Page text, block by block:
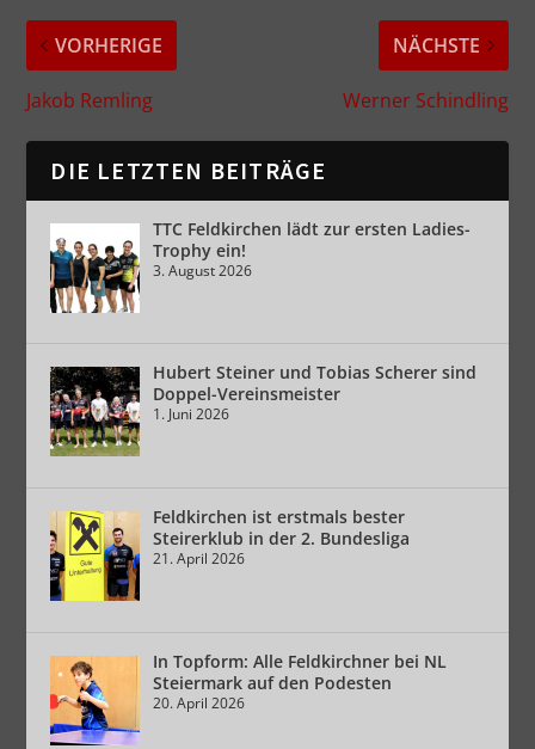
VORHERIGE
Jakob Remling
NÄCHSTE
Werner Schindling
DIE LETZTEN BEITRÄGE
TTC Feldkirchen lädt zur ersten Ladies-
Trophy ein!
3. August 2026
Hubert Steiner und Tobias Scherer sind
Doppel-Vereinsmeister
1. Juni 2026
Feldkirchen ist erstmals bester
Steirerklub in der 2. Bundesliga
21. April 2026
In Topform: Alle Feldkirchner bei NL
Steiermark auf den Podesten
20. April 2026